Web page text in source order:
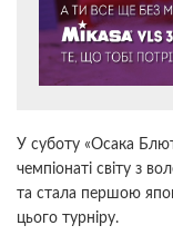
У суботу «Осака
чемпіонаті світу з
та стала першою
цього турніру.